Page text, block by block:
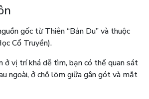
gốc từ Thiên “Bản Du” và thuộc
Cổ Truyền).
ở vị trí khá dễ tìm, bạn có thể quan sát
ngoài, ở chỗ lõm giữa gân gót và mắt